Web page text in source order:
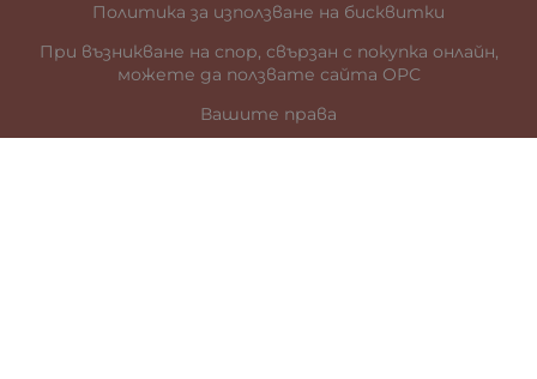
Политика за използване на бисквитки
При възникване на спор, свързан с покупка онлайн,
можете да ползвате сайта ОРС
Вашите права